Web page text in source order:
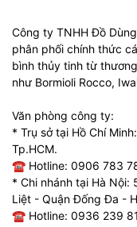
Công ty TNHH Đồ
phân phối chính thức
bình thủy tinh từ
như Bormioli Rocco,
Văn phòng công ty:
* Trụ sở tại Hồ Chí
Tp.HCM.
☎ Hotline: 0906 783
* Chi nhánh tại Hà Nội:
Liệt - Quận Đống Đa -
☎ Hotline: 0936 239